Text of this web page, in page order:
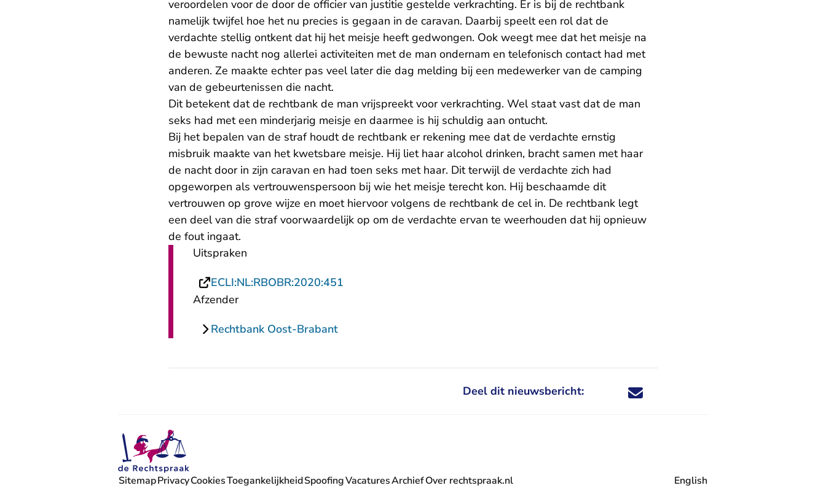
veroordelen voor de door de officier van justitie gestelde verkrachting. Er is bij de rechtbank
namelijk twijfel hoe het nu precies is gegaan in de caravan. Daarbij speelt een rol dat de
verdachte stellig ontkent dat hij het meisje heeft gedwongen. Ook weegt mee dat het meisje na
de bewuste nacht nog allerlei activiteiten met de man ondernam en telefonisch contact had met
anderen. Ze maakte echter pas veel later die dag melding bij een medewerker van de camping
van de gebeurtenissen die nacht.
Dit betekent dat de rechtbank de man vrijspreekt voor verkrachting. Wel staat vast dat de man
seks had met een minderjarig meisje en daarmee is hij schuldig aan ontucht.
Bij het bepalen van de straf houdt de rechtbank er rekening mee dat de verdachte ernstig
misbruik maakte van het kwetsbare meisje. Hij liet haar alcohol drinken, bracht samen met haar
de nacht door in zijn caravan en had toen seks met haar. Dit terwijl de verdachte zich had
opgeworpen als vertrouwenspersoon bij wie het meisje terecht kon. Hij beschaamde dit
vertrouwen op grove wijze en moet hiervoor volgens de rechtbank de cel in. De rechtbank legt
een deel van die straf voorwaardelijk op om de verdachte ervan te weerhouden dat hij opnieuw
de fout ingaat.
Uitspraken
ECLI:NL:RBOBR:2020:451
Afzender
Rechtbank Oost-Brabant
Deel dit nieuwsbericht: Deel dit nieuwsbericht via X - U verlaat
Deel dit nieuwsbericht via Facebook - U
Deel dit nieuwsbericht via e-mail
Deel dit nieuwsbericht via LinkedIn - U
SitemapPrivacyCookiesToegankelijkheidSpoofingVacaturesArchiefOver rechtspraak.nl English